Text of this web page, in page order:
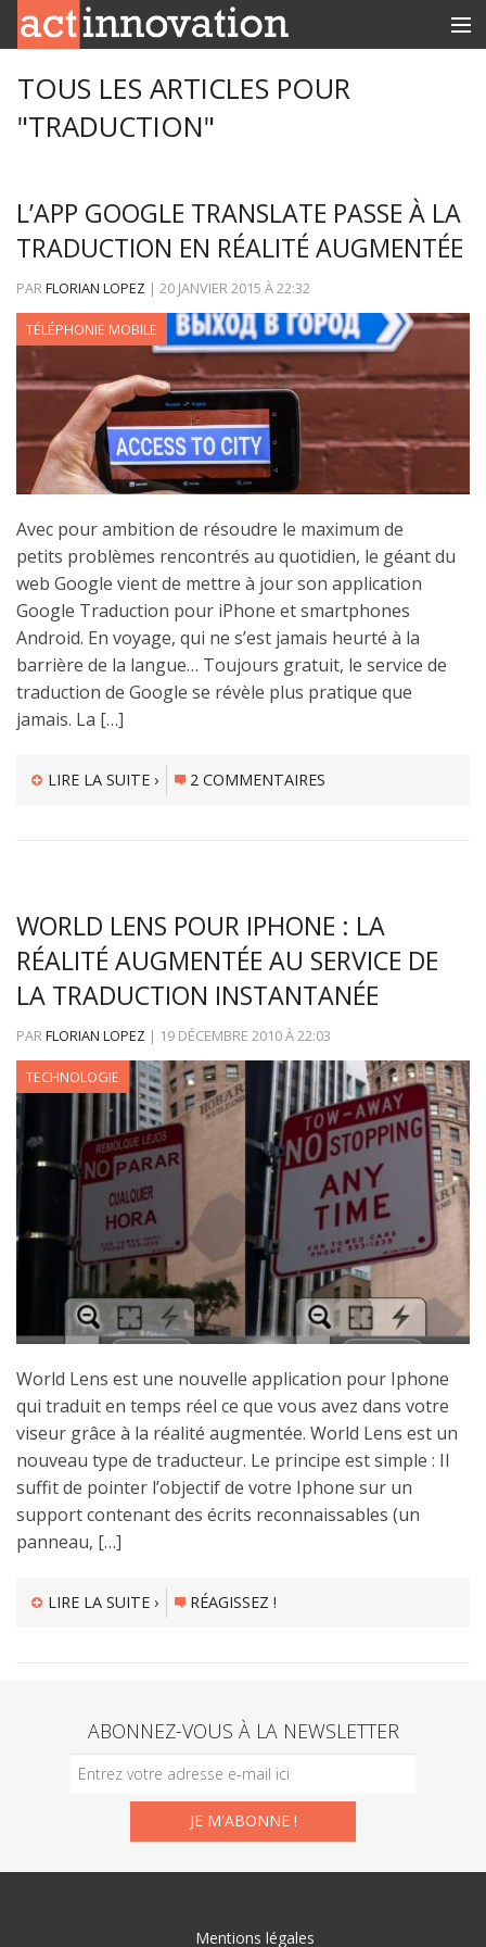
INNOBOX
TOUS LES ARTICLES POUR
"TRADUCTION"
L’APP GOOGLE TRANSLATE PASSE À LA
TRADUCTION EN RÉALITÉ AUGMENTÉE
PARFLORIAN LOPEZ | 20 JANVIER 2015 À22:32
TÉLÉPHONIE MOBILE
Avec pour ambition de résoudre le maximum de
petits problèmes rencontrés au quotidien, le géant du
web Google vient de mettre à jour son application
Google Traduction pour iPhone et smartphones
Android. En voyage, qui ne s’est jamais heurté à la
barrière de la langue… Toujours gratuit, le service de
traduction de Google se révèle plus pratique que
jamais. La […]
LIRE LA SUITE › 2 COMMENTAIRES
WORLD LENS POUR IPHONE : LA
RÉALITÉ AUGMENTÉE AU SERVICE DE
LA TRADUCTION INSTANTANÉE
PARFLORIAN LOPEZ | 19 DÉCEMBRE 2010À22:03
TECHNOLOGIE
World Lens est une nouvelle application pour Iphone
qui traduit en temps réel ce que vous avez dans votre
viseur grâce à la réalité augmentée. World Lens est un
nouveau type de traducteur. Le principe est simple : Il
suffit de pointer l’objectif de votre Iphone sur un
support contenant des écrits reconnaissables (un
panneau, […]
LIRE LA SUITE › RÉAGISSEZ !
ABONNEZ-VOUS À LA NEWSLETTER
Mentions légales